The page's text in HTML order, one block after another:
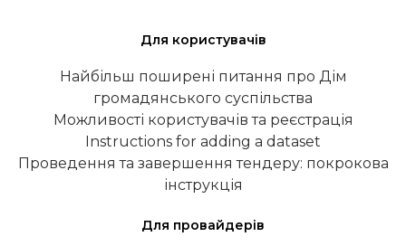
Для користувачів
Найбільш поширені питання про Дім
громадянського суспільства
Можливості користувачів та реєстрація
Instructions for adding a dataset
Проведення та завершення тендеру: покрокова
інструкція
Для провайдерів